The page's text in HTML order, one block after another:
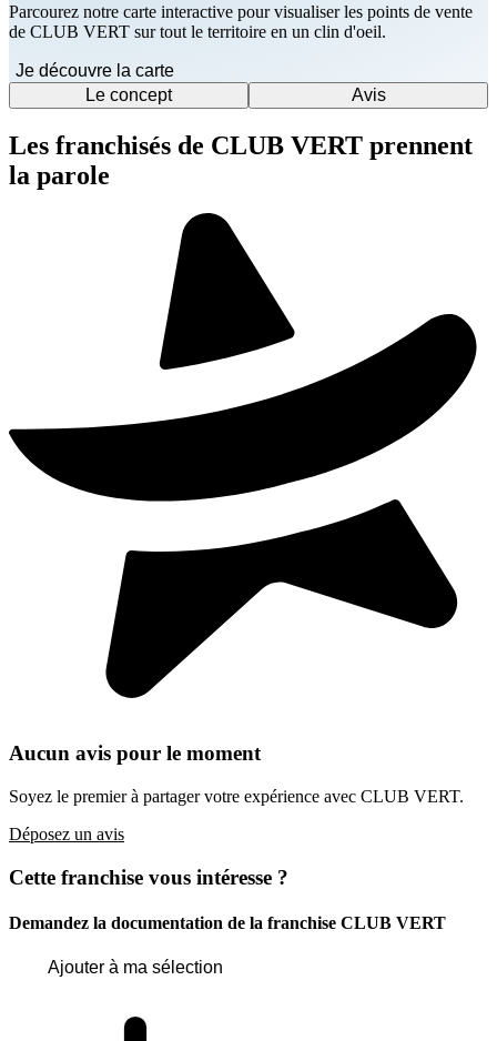
Parcourez notre carte interactive pour visualiser les points de vente
de CLUB VERT sur tout le territoire en un clin d'oeil.
Je découvre la carte
Le concept
Avis
Les franchisés de CLUB VERT prennent
la parole
Aucun avis pour le moment
Soyez le premier à partager votre expérience avec CLUB VERT.
Déposez un avis
Cette franchise vous intéresse ?
Demandez la documentation de la franchise CLUB VERT
Ajouter à ma sélection